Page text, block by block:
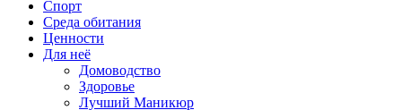
Спорт
Среда обитания
Ценности
Для неё
Домоводство
Здоровье
Лучший Маникюр